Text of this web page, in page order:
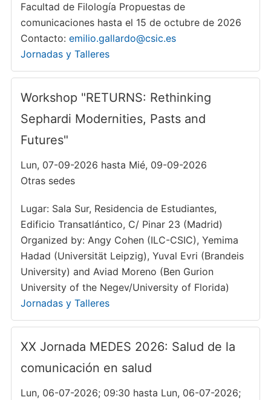
Facultad de Filología Propuestas de
comunicaciones hasta el 15 de octubre de 2026
Contacto: emilio.gallardo@csic.es
Jornadas y Talleres
Workshop "RETURNS: Rethinking
Sephardi Modernities, Pasts and
Futures"
Lun, 07-09-2026 hasta Mié, 09-09-2026
Otras sedes
Lugar: Sala Sur, Residencia de Estudiantes,
Edificio Transatlántico, C/ Pinar 23 (Madrid)
Organized by: Angy Cohen (ILC-CSIC), Yemima
Hadad (Universität Leipzig), Yuval Evri (Brandeis
University) and Aviad Moreno (Ben Gurion
University of the Negev/University of Florida)
Jornadas y Talleres
XX Jornada MEDES 2026: Salud de la
comunicación en salud
Lun, 06-07-2026; 09:30 hasta Lun, 06-07-2026;